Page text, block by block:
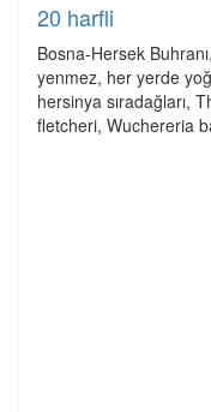
20 harfli
Bosna-Hersek
yenmez, her yerde
hersinya sıradağları,
fletcheri, Wuchereria